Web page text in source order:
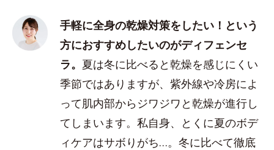
手軽に全身の乾燥対策をしたい！という
方におすすめしたいのがディフェンセ
ラ。 夏は冬に比べると乾燥を感じにくい
季節ではありますが、紫外線や冷房によ
って肌内部からジワジワと乾燥が進行し
てしまいます。私自身、とくに夏のボデ
ィケアはサボりがち…。冬に比べて徹底